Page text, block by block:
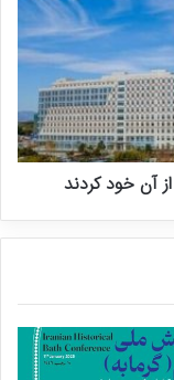
آن خود کردند